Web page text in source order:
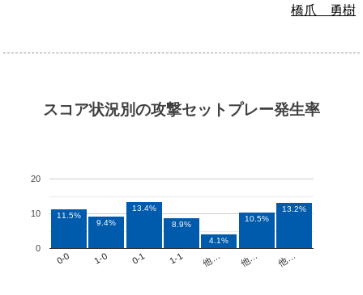
橋爪 勇樹
スコア状況別の攻撃セットプレー発生率
0-0 1-0 0-1 1-1 他… 他… 他…
0
10
20
11.5%
9.4%
13.4%
8.9%
4.1%
10.5%
13.2%